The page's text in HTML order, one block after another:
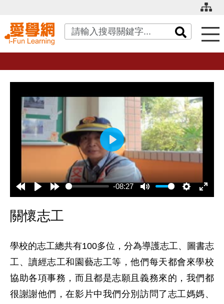
關鍵字搜尋
-08:27
播
放
關懷志工
學校的志工總共有100多位，分為導護志工、圖書志
工、讀經志工和園藝志工等，他們每天都會來學校
協助各項事務，而且都是志願且義務來的，我們都
很謝謝他們，在影片中我們分別訪問了志工媽媽、